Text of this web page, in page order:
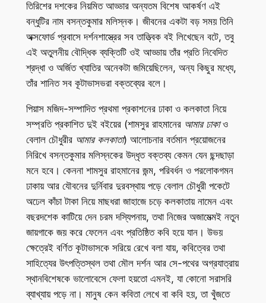
তিরিশের দশকের নিয়মিত আড্ডার অন্যতম বিশেষ আকর্ষণ এই
বন্ধুটির নাম বসন্তকুমার মলিস্নক। জীবনের একটা বড় সময় তিনি
অক্সফোর্ড প্রবাসে দর্শনশাস্ত্রের সব তাত্ত্বিক বই লিখেছেন বটে, তবু
এই অতুলনীয় বৌদ্ধিক ব্যক্তিটি ওই আড্ডায় তাঁর প্রতি নিবেদিত
শ্রদ্ধা ও অর্জিত খ্যাতির অনেকটা জমিয়েছিলেন, অন্য কিছুর মধ্যে,
তাঁর শানিত সব কূটাভাসভরা বক্তব্যের বলে।
পিয়াস মজিদ-সম্পাদিত প্রথমা প্রকাশনের ঢাকা ও কলকাতা নিয়ে
সম্প্রতি প্রকাশিত দুই বইয়ের (শামসুর রাহমানের আমার ঢাকাও
বেলাল চৌধুরীর আমার কলকাতা) আলোচনার বর্তমান প্রয়োজনের
নিরিখে বসন্তকুমার মলিস্নকের উদ্ধৃত বক্তব্য কেমন যেন ছন্দছাড়া
মনে হবে। কেননা শামসুর রাহমানের জন্ম, পরিবর্ধন ও পরলোকগমন
ঢাকায় আর যৌবনের দুর্নিবার দুরবস্থায় পড়ে বেলাল চৌধুরী পকেটে
অঢেল কাঁচা টাকা নিয়ে মাছধরা জাহাজে চড়ে কলকাতায় নামেন এবং
বছরদশেক কাটিয়ে দেন চরম দস্যিপনায়, তথা নিজের অজামেত্মই নতুন
জায়গাকে জয় করে ফেলেন এবং প্রতিষ্ঠিত কবি হয়ে যান। উভয়
ক্ষেত্রেই বর্ণিত কূটাভাসকে সরিয়ে রেখে বলা যায়, কবিত্বের তথা
সাহিত্যের উৎপত্তিস্থল তথা মৌল দর্শন আর সে-পথের অগ্রযাত্রায়
স্থানবিশেষকে ভালোবেসে ফেলা হয়তো এমনই, যা কোনো সরাসরি
ব্যাখ্যায় পড়ে না। মানুষ কেন কবিতা লেখে বা কবি হয়, তা খুঁজতে